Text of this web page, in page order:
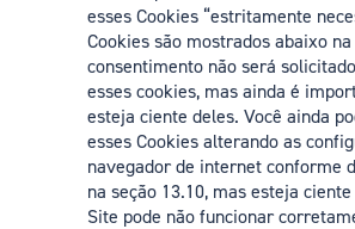
esses Cookies “estritamente
Cookies são mostrados abaixo
consentimento não será
esses cookies, mas ainda é
esteja ciente deles. Você ainda
esses Cookies alterando as
navegador de internet conforme
na seção 13.10, mas esteja
Site pode não funcionar